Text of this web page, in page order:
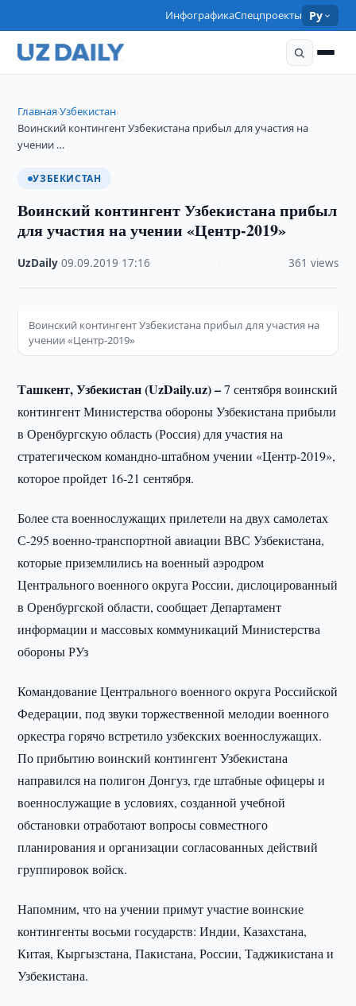
ИнфографикаСпецпроекты Ру
Главная›Узбекистан›
Воинский контингент Узбекистана прибыл для участия на
учении …
УЗБЕКИСТАН
Воинский контингент Узбекистана прибыл
для участия на учении «Центр-2019»
UzDaily ·09.09.2019 17:16 361 views
Воинский контингент Узбекистана прибыл для участия на
учении «Центр-2019»
Ташкент, Узбекистан (UzDaily.uz) –7 сентября воинский
контингент Министерства обороны Узбекистана прибыли
в Оренбургскую область (Россия) для участия на
стратегическом командно-штабном учении «Центр-2019»,
которое пройдет 16-21 сентября.
Более ста военнослужащих прилетели на двух самолетах
С-295 военно-транспортной авиации ВВС Узбекистана,
которые приземлились на военный аэродром
Центрального военного округа России, дислоцированный
в Оренбургской области, сообщает Департамент
информации и массовых коммуникаций Министерства
обороны РУз
Командование Центрального военного округа Российской
Федерации, под звуки торжественной мелодии военного
оркестра горячо встретило узбекских военнослужащих.
По прибытию воинский контингент Узбекистана
направился на полигон Донгуз, где штабные офицеры и
военнослужащие в условиях, созданной учебной
обстановки отработают вопросы совместного
планирования и организации согласованных действий
группировок войск.
Напомним, что на учении примут участие воинские
контингенты восьми государств: Индии, Казахстана,
Китая, Кыргызстана, Пакистана, России, Таджикистана и
Узбекистана.